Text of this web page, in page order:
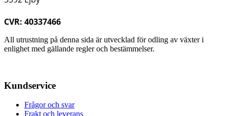
CVR: 40337466
All utrustning på denna sida är utvecklad för odling av växter i
enlighet med gällande regler och bestämmelser.
Kundservice
Frågor och svar
Frakt och leverans